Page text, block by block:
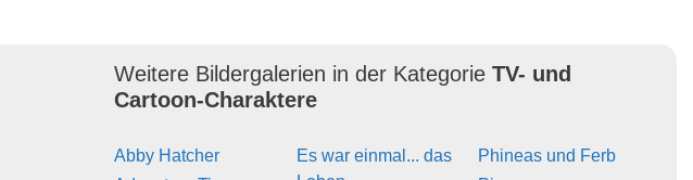
Weitere Bildergalerien in der KategorieTV- und
Cartoon-Charaktere
Abby Hatcher
Es war einmal... das
Phineas und Ferb